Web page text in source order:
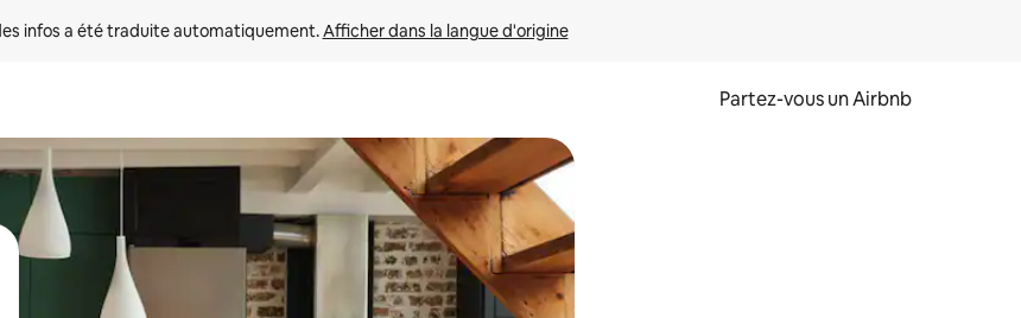
infos a été traduite automatiquement. Afficher dans la langue d'origine
Partez-vous un Airbnb